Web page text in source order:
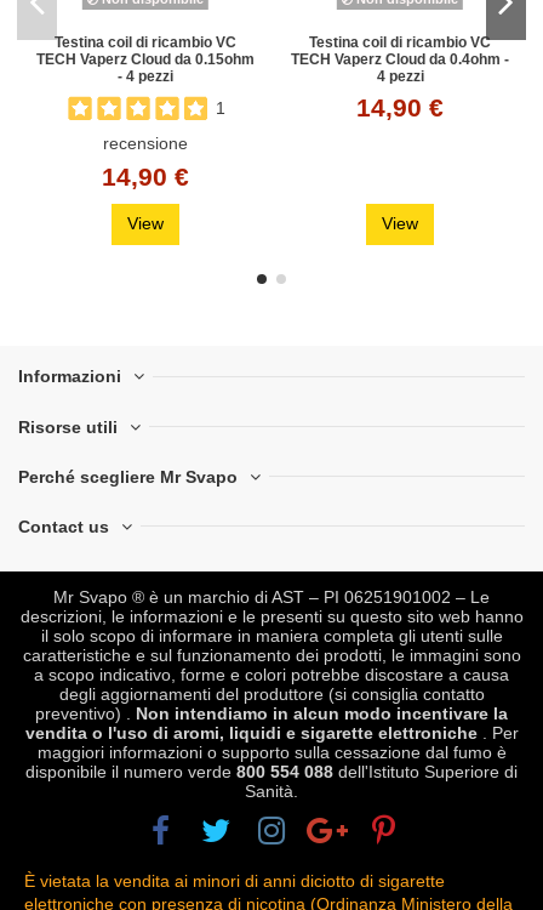
Testina coil di ricambio VC
TECH Vaperz Cloud da 0.15ohm
- 4 pezzi
1
recensione
14,90 €
View
Testina coil di ricambio VC
TECH Vaperz Cloud da 0.4ohm -
4 pezzi
14,90 €
View
Informazioni
Risorse utili
Perché scegliere Mr Svapo
Contact us
Mr Svapo ® è un marchio di AST – PI 06251901002 – Le
descrizioni, le informazioni e le presenti su questo sito web hanno
il solo scopo di informare in maniera completa gli utenti sulle
caratteristiche e sul funzionamento dei prodotti, le immagini sono
a scopo indicativo, forme e colori potrebbe discostare a causa
degli aggiornamenti del produttore (si consiglia contatto
preventivo) . Non intendiamo in alcun modo incentivare la
vendita o l'uso di aromi, liquidi e sigarette elettroniche. Per
maggiori informazioni o supporto sulla cessazione dal fumo è
disponibile il numero verde 800 554 088 dell'Istituto Superiore di
Sanità.
È vietata la vendita ai minori di anni diciotto di sigarette
elettroniche con presenza di nicotina (Ordinanza Ministero della